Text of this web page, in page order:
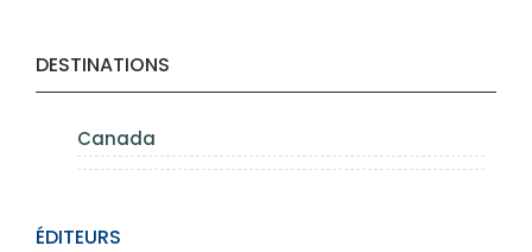
DESTINATIONS
Canada
ÉDITEURS